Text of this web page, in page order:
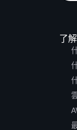
了解